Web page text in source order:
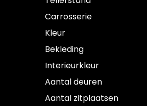
Carrosserie
Kleur
Bekleding
Interieurkleur
Aantal deuren
Aantal zitplaatsen